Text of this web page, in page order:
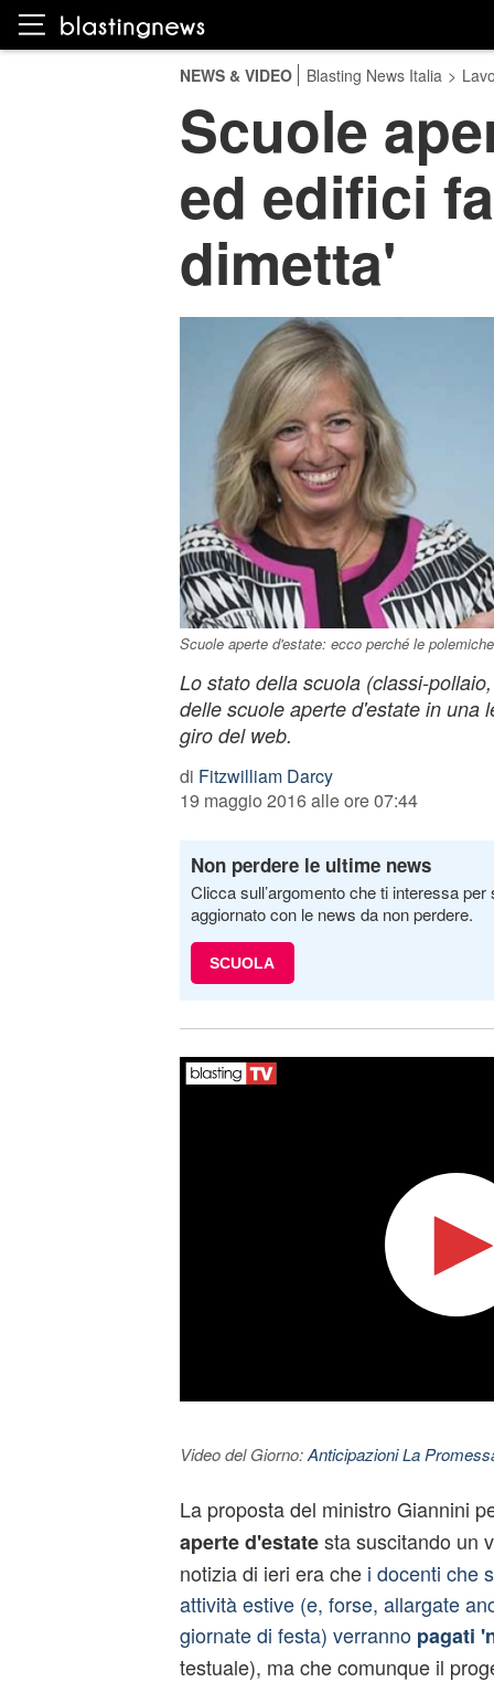
NEWS & VIDEO Blasting News Italia >
Scuole
ed edifici
dimetta'
Scuole aperte d'estate: ecco perché le polemiche
Lo stato della scuola (classi-
delle scuole aperte d'estate in una
giro del web.
di Fitzwilliam Darcy
19 maggio 2016 alle ore 07:44
Non perdere le ultime news
Clicca sull’argomento che ti interessa
aggiornato con le news da non perdere.
SCUOLA
Video del Giorno:Anticipazioni La
La proposta del ministro Giannini
aperte d'estatesta suscitando un
notizia di ieri era chei docenti che
attività estive (e, forse, allargate
giornate di festa) verrannopagati
testuale), ma che comunque il